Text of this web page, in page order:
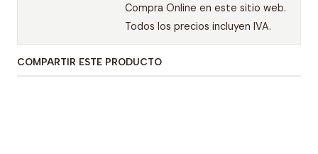
Compra Online en este sitio web.
Todos los precios incluyen IVA.
COMPARTIR ESTE PRODUCTO